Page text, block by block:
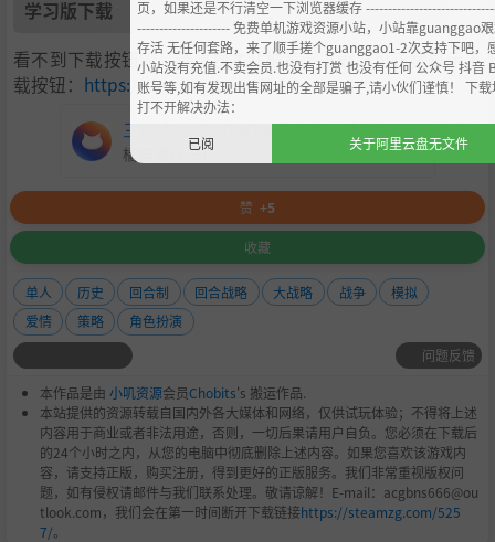
学习版下载
看不到下载按钮的，请更换本站推荐浏览器（可正常显示下
载按钮： https://steamzg.com/854/）
三国志14 SKDROW无广告中文版+DODI高压中
橘猫直链/BT
赞 +5
收藏
单人 历史 回合制 回合战略 大战略 战争
模拟
爱情
策略
角色扮演
问题反馈
本作品是由 小叽资源会员Chobits's 搬运作品.
本站提供的资源转载自国内外各大媒体和网络，仅供试玩体验；不得将上述
内容用于商业或者非法用途，否则，一切后果请用户自负。您必须在下载后
的24个小时之内，从您的电脑中彻底删除上述内容。如果您喜欢该游戏内
容，请支持正版，购买注册，得到更好的正版服务。我们非常重视版权问
题，如有侵权请邮件与我们联系处理。敬请谅解！E-mail：acgbns666@ou
tlook.com，我们会在第一时间断开下载链接https://steamzg.com/525
7/。
页，如果还是不行清空一下浏览器缓存
--------------------- 免费单机游戏资源小站，小站靠guanggao
存活 无任何套路，来了顺手搓个guanggao1-2次支持下吧，
小站没有充值.不卖会员.也没有打赏 也没有任何 公众号 抖音
账号等,如有发现出售网址的全部是骗子,请小伙们谨慎！ 下载
打不开解决办法：
已阅
关于阿里云盘无文件